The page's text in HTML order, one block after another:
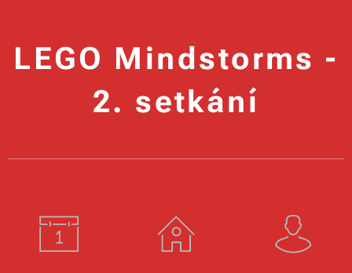
LEGO Mindstorms -
2. setkání